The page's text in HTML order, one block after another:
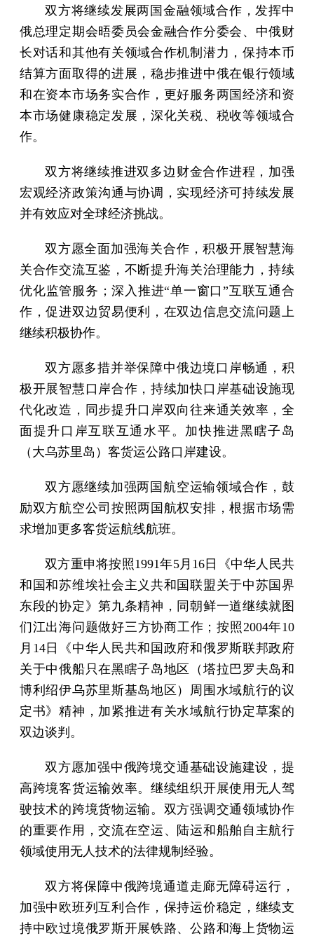
双方将继续发展两国金融领域合作，发挥中
俄总理定期会晤委员会金融合作分委会、中俄财
长对话和其他有关领域合作机制潜力，保持本币
结算方面取得的进展，稳步推进中俄在银行领域
和在资本市场务实合作，更好服务两国经济和资
本市场健康稳定发展，深化关税、税收等领域合
作。
双方将继续推进双多边财金合作进程，加强
宏观经济政策沟通与协调，实现经济可持续发展
并有效应对全球经济挑战。
双方愿全面加强海关合作，积极开展智慧海
关合作交流互鉴，不断提升海关治理能力，持续
优化监管服务；深入推进“单一窗口”互联互通合
作，促进双边贸易便利，在双边信息交流问题上
继续积极协作。
双方愿多措并举保障中俄边境口岸畅通，积
极开展智慧口岸合作，持续加快口岸基础设施现
代化改造，同步提升口岸双向往来通关效率，全
面提升口岸互联互通水平。加快推进黑瞎子岛
（大乌苏里岛）客货运公路口岸建设。
双方愿继续加强两国航空运输领域合作，鼓
励双方航空公司按照两国航权安排，根据市场需
求增加更多客货运航线航班。
双方重申将按照1991年5月16日《中华人民共
和国和苏维埃社会主义共和国联盟关于中苏国界
东段的协定》第九条精神，同朝鲜一道继续就图
们江出海问题做好三方协商工作；按照2004年10
月14日《中华人民共和国政府和俄罗斯联邦政府
关于中俄船只在黑瞎子岛地区（塔拉巴罗夫岛和
博利绍伊乌苏里斯基岛地区）周围水域航行的议
定书》精神，加紧推进有关水域航行协定草案的
双边谈判。
双方愿加强中俄跨境交通基础设施建设，提
高跨境客货运输效率。继续组织开展使用无人驾
驶技术的跨境货物运输。双方强调交通领域协作
的重要作用，交流在空运、陆运和船舶自主航行
领域使用无人技术的法律规制经验。
双方将保障中俄跨境通道走廊无障碍运行，
加强中欧班列互利合作，保持运价稳定，继续支
持中欧过境俄罗斯开展铁路、公路和海上货物运